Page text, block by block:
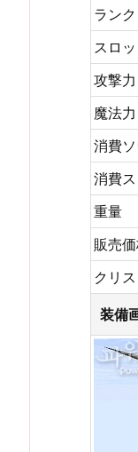
ランク
スロッ
攻撃力
魔法力
消費
消費
重量
販売
クリ
装備